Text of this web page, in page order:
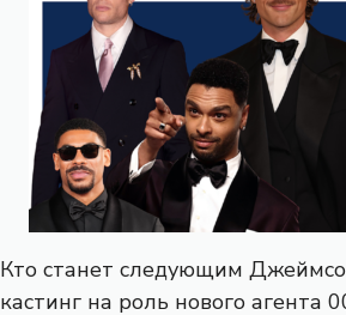
Кто станет следующим
кастинг на роль нового агента